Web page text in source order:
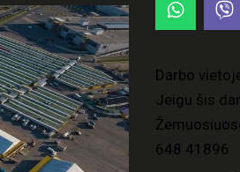
Darbo
Jeigu šis
648 41896